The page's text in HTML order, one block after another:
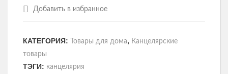
Добавить в избранное
КАТЕГОРИЯ: Товары для дома, Канцелярские
товары
ТЭГИ: канцелярия